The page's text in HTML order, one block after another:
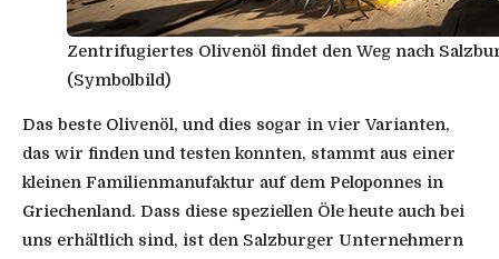
Zentrifugiertes Olivenöl findet den Weg nach
(Symbolbild)
Das beste Olivenöl, und dies sogar in vier Varianten,
das wir finden und testen konnten, stammt aus einer
kleinen Familienmanufaktur auf dem Peloponnes in
Griechenland. Dass diese speziellen Öle heute auch bei
uns erhältlich sind, ist den Salzburger Unternehmern